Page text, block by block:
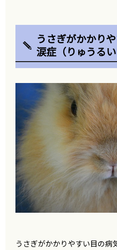
うさぎがかかり
涙症（りゅうるい
うさぎがかかりやすい目の病